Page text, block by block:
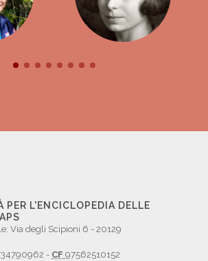
PER L'ENCICLOPEDIA DELLE
Via degli Scipioni 6 - 20129
- CF 97562510152